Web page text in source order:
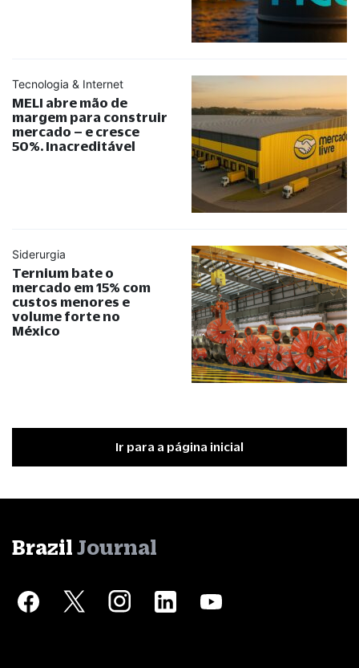
Tecnologia & Internet
MELI abre mão de
margem para construir
mercado – e cresce
50%. Inacreditável
Siderurgia
Ternium bate o
mercado em 15% com
custos menores e
volume forte no
México
Ir para a página inicial
Brazil Journal